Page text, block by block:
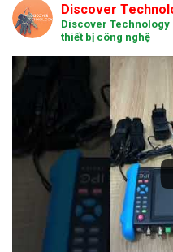
Discover
Discover
thiết bị công nghệ